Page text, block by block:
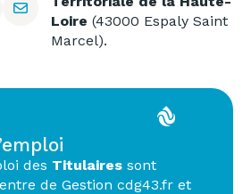
Loire (43000 Espaly Saint
Marcel).
des Titulaires sont
de Gestion cdg43.fr et